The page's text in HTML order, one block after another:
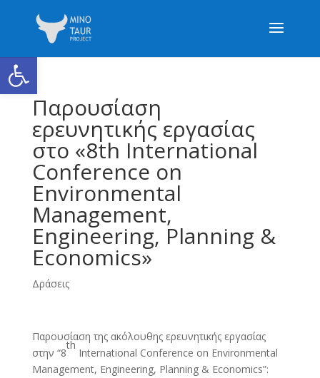
Ανοίξτε τη γραμμή εργαλείων
Παρουσίαση
ερευνητικής εργασίας
στo «8th International
Conference on
Environmental
Management,
Engineering, Planning &
Economics»
Δράσεις
Παρουσίαση της ακόλουθης ερευνητικής εργασίας
στην “8
th
International Conference on Environmental
Management, Engineering, Planning & Economics”: